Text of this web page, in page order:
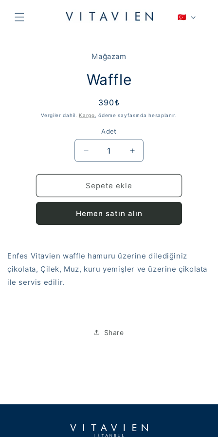
atla
🇹🇷
Mağazam
Waffle
Normal
fiyat
390₺
Vergiler dahil. Kargo , ödeme sayfasında hesaplanır.
Adet
Waffle
için
adedi
azaltın
Waffle
için
adedi
Sepete ekle
Hemen satın alın
Enfes Vitavien waffle hamuru üzerine dilediğiniz
çikolata, Çilek, Muz, kuru yemişler ve üzerine çikolata
ile servis edilir.
Share